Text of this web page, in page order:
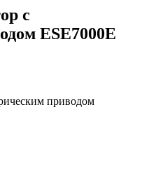
с
ESE7000E
приводом